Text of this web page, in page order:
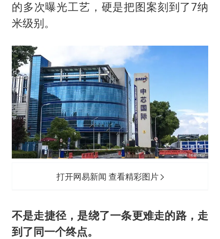
的多次曝光工艺，硬是把图案刻到了7纳
米级别。
打开网易新闻 查看精彩图片
不是走捷径，是绕了一条更难走的路，走
到了同一个终点。